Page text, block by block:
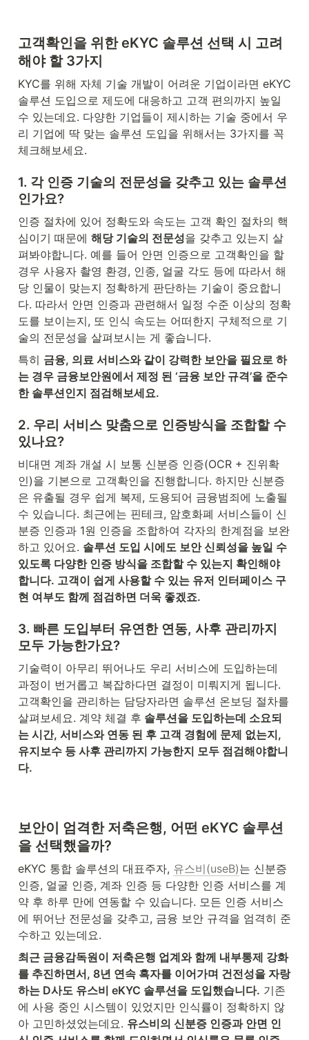
고객확인을 위한 eKYC 솔루션 선택 시 고려
해야 할 3가지
KYC를 위해 자체 기술 개발이 어려운 기업이라면 eKYC
솔루션 도입으로 제도에 대응하고 고객 편의까지 높일
수 있는데요. 다양한 기업들이 제시하는 기술 중에서 우
리 기업에 딱 맞는 솔루션 도입을 위해서는 3가지를 꼭
체크해보세요.
1. 각 인증 기술의 전문성을 갖추고 있는 솔루션
인가요?
인증 절차에 있어 정확도와 속도는 고객 확인 절차의 핵
심이기 때문에 해당 기술의 전문성을 갖추고 있는지 살
펴봐야합니다. 예를 들어 안면 인증으로 고객확인을 할
경우 사용자 촬영 환경, 인종, 얼굴 각도 등에 따라서 해
당 인물이 맞는지 정확하게 판단하는 기술이 중요합니
다. 따라서 안면 인증과 관련해서 일정 수준 이상의 정확
도를 보이는지, 또 인식 속도는 어떠한지 구체적으로 기
술의 전문성을 살펴보시는 게 좋습니다.
특히 금융, 의료 서비스와 같이 강력한 보안을 필요로 하
는 경우 금융보안원에서 제정 된 ‘금융 보안 규격’을 준수
한 솔루션인지 점검해보세요.
2. 우리 서비스 맞춤으로 인증방식을 조합할 수
있나요?
비대면 계좌 개설 시 보통 신분증 인증(OCR + 진위확
인)을 기본으로 고객확인을 진행합니다. 하지만 신분증
은 유출될 경우 쉽게 복제, 도용되어 금융범죄에 노출될
수 있습니다. 최근에는 핀테크, 암호화폐 서비스들이 신
분증 인증과 1원 인증을 조합하여 각자의 한계점을 보완
하고 있어요. 솔루션 도입 시에도 보안 신뢰성을 높일 수
있도록 다양한 인증 방식을 조합할 수 있는지 확인해야
합니다. 고객이 쉽게 사용할 수 있는 유저 인터페이스 구
현 여부도 함께 점검하면 더욱 좋겠죠.
3. 빠른 도입부터 유연한 연동, 사후 관리까지
모두 가능한가요?
기술력이 아무리 뛰어나도 우리 서비스에 도입하는데
과정이 번거롭고 복잡하다면 결정이 미뤄지게 됩니다.
고객확인을 관리하는 담당자라면 솔루션 온보딩 절차를
살펴보세요. 계약 체결 후 솔루션을 도입하는데 소요되
는 시간, 서비스와 연동 된 후 고객 경험에 문제 없는지,
유지보수 등 사후 관리까지 가능한지 모두 점검해야합니
다.
보안이 엄격한 저축은행, 어떤 eKYC 솔루션
을 선택했을까?
eKYC 통합 솔루션의 대표주자, 유스비(useB)는 신분증
인증, 얼굴 인증, 계좌 인증 등 다양한 인증 서비스를 계
약 후 하루 만에 연동할 수 있습니다. 모든 인증 서비스
에 뛰어난 전문성을 갖추고, 금융 보안 규격을 엄격히 준
수하고 있는데요.
최근 금융감독원이 저축은행 업계와 함께 내부통제 강화
를 추진하면서, 8년 연속 흑자를 이어가며 건전성을 자랑
하는 D사도 유스비 eKYC 솔루션을 도입했습니다. 기존
에 사용 중인 시스템이 있었지만 인식률이 정확하지 않
아 고민하셨었는데요. 유스비의 신분증 인증과 안면 인